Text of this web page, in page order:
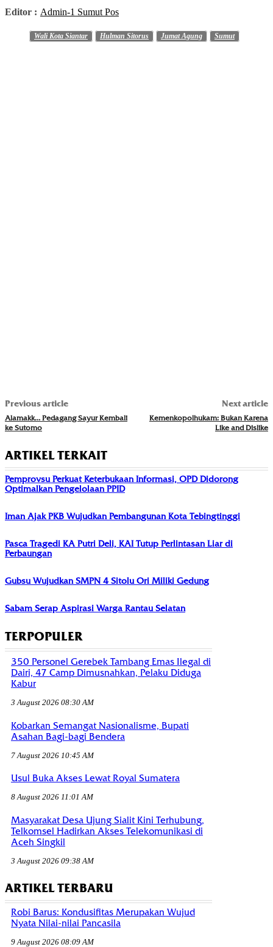
Editor : Admin-1 Sumut Pos
Wali Kota Siantar Hulman Sitorus Jumat Agung Sumut
Previous article
Alamakk… Pedagang Sayur Kembali
ke Sutomo
Next article
Kemenkopolhukam: Bukan Karena
Like and Dislike
ARTIKEL TERKAIT
Pemprovsu Perkuat Keterbukaan Informasi, OPD Didorong
Optimalkan Pengelolaan PPID
Iman Ajak PKB Wujudkan Pembangunan Kota Tebingtinggi
Pasca Tragedi KA Putri Deli, KAI Tutup Perlintasan Liar di
Perbaungan
Gubsu Wujudkan SMPN 4 Sitolu Ori Miliki Gedung
Sabam Serap Aspirasi Warga Rantau Selatan
TERPOPULER
350 Personel Gerebek Tambang Emas Ilegal di
Dairi, 47 Camp Dimusnahkan, Pelaku Diduga
Kabur
3 August 2026 08:30 AM
Kobarkan Semangat Nasionalisme, Bupati
Asahan Bagi-bagi Bendera
7 August 2026 10:45 AM
Usul Buka Akses Lewat Royal Sumatera
8 August 2026 11:01 AM
Masyarakat Desa Ujung Sialit Kini Terhubung,
Telkomsel Hadirkan Akses Telekomunikasi di
Aceh Singkil
3 August 2026 09:38 AM
ARTIKEL TERBARU
Robi Barus: Kondusifitas Merupakan Wujud
Nyata Nilai-nilai Pancasila
9 August 2026 08:09 AM